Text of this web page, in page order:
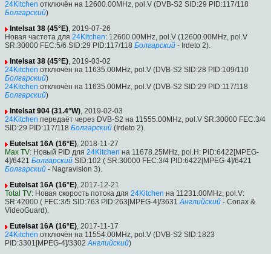
24Kitchen отключён на 12600.00MHz, pol.V (DVB-S2 SID:29 PID:117/118
Болгарский)
Intelsat 38 (45°E), 2019-07-26
Новая частота для 24Kitchen: 12600.00MHz, pol.V (12600.00MHz, pol.V
SR:30000 FEC:5/6 SID:29 PID:117/118 Болгарский - Irdeto 2).
Intelsat 38 (45°E), 2019-03-02
24Kitchen отключён на 11635.00MHz, pol.V (DVB-S2 SID:28 PID:109/110
Болгарский)
24Kitchen отключён на 11635.00MHz, pol.V (DVB-S2 SID:29 PID:117/118
Болгарский)
Intelsat 904 (31.4°W), 2019-02-03
24Kitchen передаёт через DVB-S2 на 11555.00MHz, pol.V SR:30000 FEC:3/4
SID:29 PID:117/118 Болгарский (Irdeto 2).
Eutelsat 16A (16°E), 2018-11-27
Max TV: Новый PID для 24Kitchen на 11678.25MHz, pol.H: PID:6422[MPEG-
4]/6421 Болгарский SID:102 ( SR:30000 FEC:3/4 PID:6422[MPEG-4]/6421
Болгарский - Nagravision 3).
Eutelsat 16A (16°E), 2017-12-21
Total TV: Новая скорость потока для 24Kitchen на 11231.00MHz, pol.V:
SR:42000 ( FEC:3/5 SID:763 PID:263[MPEG-4]/3631 Английский - Conax &
VideoGuard).
Eutelsat 16A (16°E), 2017-11-17
24Kitchen отключён на 11554.00MHz, pol.V (DVB-S2 SID:1823
PID:3301[MPEG-4]/3302 Английский)